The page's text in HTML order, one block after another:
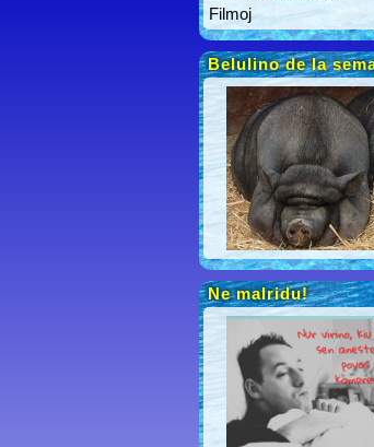
Filmoj
Belulino de la
Ne malridu!